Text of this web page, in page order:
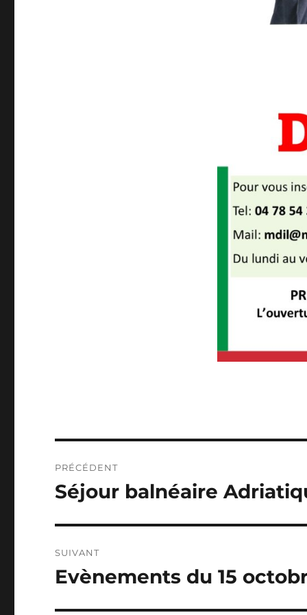
de
PRÉCÉDENT
Publication
Séjour balnéaire
SUIVANT
Publication
Evènements du 15